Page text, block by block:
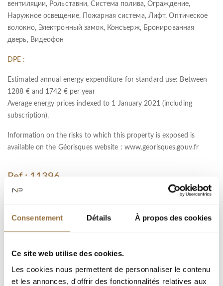
Consentement Détails À propos des cookies
Ce site web utilise des cookies.
Les cookies nous permettent de personnaliser le contenu
et les annonces, d'offrir des fonctionnalités relatives aux
вентиляции, Рольставни, Система полива, Ограждение,
Наружное освещение, Пожарная система, Лифт, Оптическое
волокно, Электронный замок, Консъерж, Бронированная
дверь, Видеофон
DPE :
Estimated annual energy expenditure for standard use: Between
1288 € and 1742 € per year
Average energy prices indexed to 1 January 2021 (including
subscription).
Information on the risks to which this property is exposed is
available on the Géorisques website : www.georisques.gouv.fr
Ref : 11396
Тип недвижимости : Квартира
Комната : 4
Спальня : 3